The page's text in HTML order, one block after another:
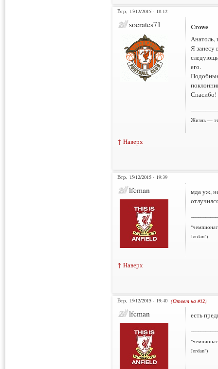
Втр, 15/12/2015 - 18:12
socrates71 Crowe
Анатоль,
Я занесу
его.
Спасибо!
Жизнь —
↑ Наверх
Втр, 15/12/2015 - 19:39
lfcman
мда уж,
Jordan")
↑ Наверх
Втр, 15/12/2015 - 19:40 (Ответ на #12)
lfcman есть
Jordan")